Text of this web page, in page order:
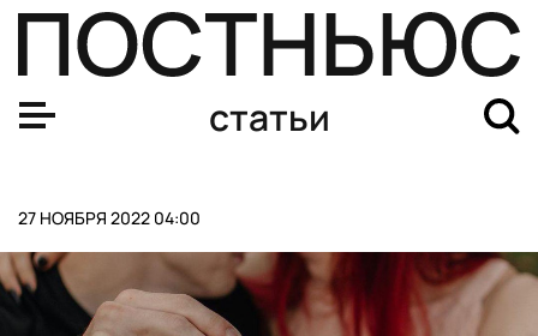
статьи
27 НОЯБРЯ 2022 04:00
«Муж ходил в школу, а я работала». Как россиянки